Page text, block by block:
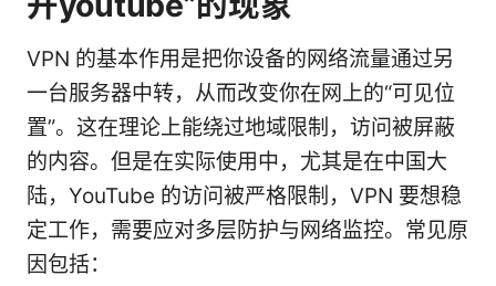
VPN 的基本作用是把你设备的网络流量通过另
一台服务器中转，从而改变你在网上的“可见位
置”。这在理论上能绕过地域限制，访问被屏蔽
的内容。但是在实际使用中，尤其是在中国大
陆，YouTube 的访问被严格限制，VPN 要想稳
定工作，需要应对多层防护与网络监控。常见原
因包括：